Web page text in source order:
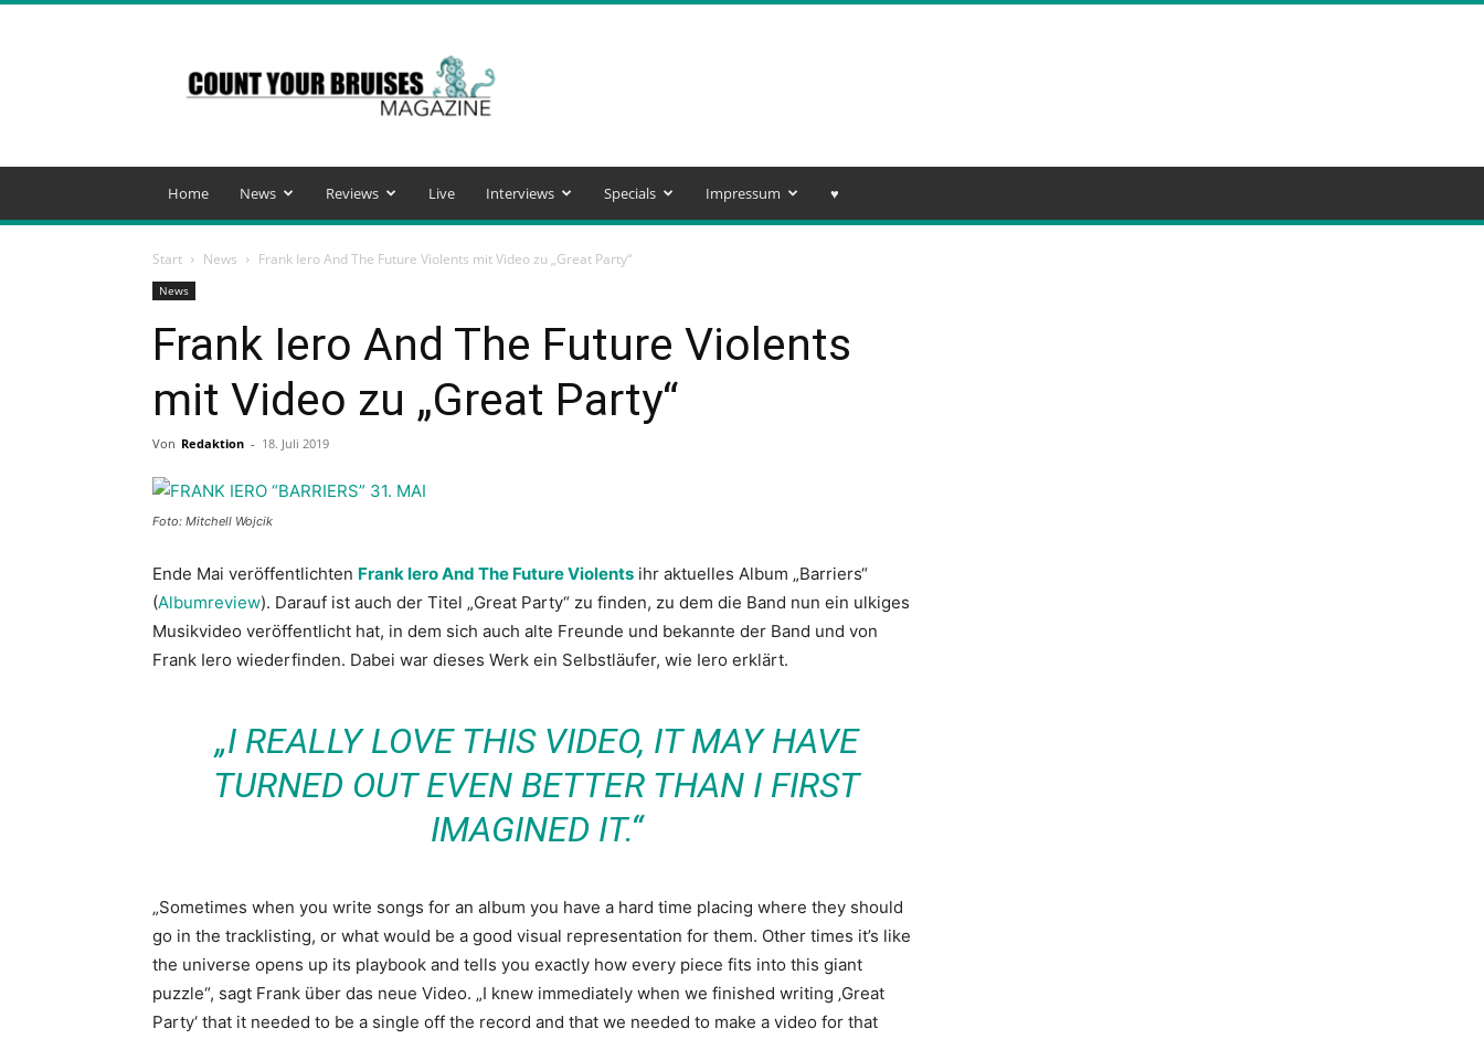
Your
Bruises
Magazine
Home News Reviews Live Interviews Specials Impressum ♥️
Start News Frank Iero And The Future Violents mit Video zu „Great Party“
News
Frank Iero And The Future Violents
mit Video zu „Great Party“
Von Redaktion - 18. Juli 2019
Foto: Mitchell Wojcik
Ende Mai veröffentlichten Frank Iero And The Future Violents ihr aktuelles Album „Barriers“
(Albumreview). Darauf ist auch der Titel „Great Party“ zu finden, zu dem die Band nun ein ulkiges
Musikvideo veröffentlicht hat, in dem sich auch alte Freunde und bekannte der Band und von
Frank Iero wiederfinden. Dabei war dieses Werk ein Selbstläufer, wie Iero erklärt.
„I REALLY LOVE THIS VIDEO, IT MAY HAVE
TURNED OUT EVEN BETTER THAN I FIRST
IMAGINED IT.“
„Sometimes when you write songs for an album you have a hard time placing where they should
go in the tracklisting, or what would be a good visual representation for them. Other times it’s like
the universe opens up its playbook and tells you exactly how every piece fits into this giant
puzzle“, sagt Frank über das neue Video. „I knew immediately when we finished writing ‚Great
Party‘ that it needed to be a single off the record and that we needed to make a video for that